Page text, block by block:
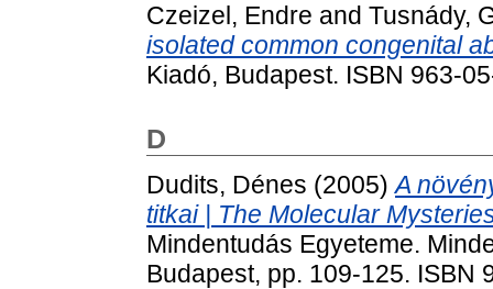
Czeizel, Endre and Tusnády,
isolated common congenital
Kiadó, Budapest. ISBN 963-
D
Dudits, Dénes (2005)A
titkai | The Molecular
Mindentudás Egyeteme.
Budapest, pp. 109-125. ISBN